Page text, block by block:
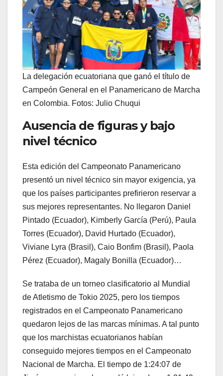
La delegación ecuatoriana que ganó el título de
Campeón General en el Panamericano de Marcha
en Colombia. Fotos: Julio Chuqui
Ausencia de figuras y bajo
nivel técnico
Esta edición del Campeonato Panamericano
presentó un nivel técnico sin mayor exigencia, ya
que los países participantes prefirieron reservar a
sus mejores representantes. No llegaron Daniel
Pintado (Ecuador), Kimberly García (Perú), Paula
Torres (Ecuador), David Hurtado (Ecuador),
Viviane Lyra (Brasil), Caio Bonfim (Brasil), Paola
Pérez (Ecuador), Magaly Bonilla (Ecuador)…
Se trataba de un torneo clasificatorio al Mundial
de Atletismo de Tokio 2025, pero los tiempos
registrados en el Campeonato Panamericano
quedaron lejos de las marcas mínimas. A tal punto
que los marchistas ecuatorianos habían
conseguido mejores tiempos en el Campeonato
Nacional de Marcha. El tiempo de 1:24:07 de